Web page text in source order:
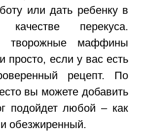
или дать ребенку в
перекуса.
творожные маффины
просто, если у вас есть
рецепт. По
вы можете добавить
подойдет любой – как
обезжиренный.